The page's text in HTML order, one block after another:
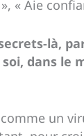
« Aie
là,
dans le
un